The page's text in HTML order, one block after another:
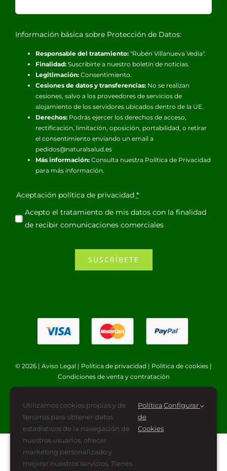
Información básica sobre Protección de Datos:
Responsable del tratamiento:"Rubén Villanueva Vedia".
Finalidad:Suscribirte a nuestro boletín de noticias.
Legitimación:Consentimiento.
Cesiones de datos y transferencias:No se realizan
cesiones, salvo a los proveedores de servicios de
alojamiento de los servidores ubicados dentro de la UE.
Derechos:Podrás ejercer los derechos de acceso,
rectificación, limitación, oposición, portabilidad, o retirar
el consentimiento enviando un email a
pedidos@naturalsalud.es
Más información:Consulta nuestra Política de Privacidad
para más información.
Aceptación política de privacidad *
Acepto el tratamiento de mis datos con la finalidad
de recibir comunicaciones comerciales
SUSCRÍBETE
© 2026 | Aviso Legal | Política de privacidad | Política de cookies |
Condiciones de venta y contratación
Utilizamos cookies propias y de
terceros para obtener datos
estadísticos de la navegación de
nuestros usuarios, ofrecer
marketing personalizado y
mejorar nuestros servicios. Tienes
Política
de
Cookies
Configurar